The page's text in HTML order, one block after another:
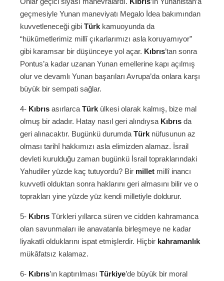
geçmesiyle Yunan maneviyatı Megalo İdea bakımından
kuvvetleneceği gibi Türk kamuoyunda da
“hükûmetlerimiz millî çıkarlarımızı asla koruyamıyor”
gibi karamsar bir düşünceye yol açar. Kıbrıs’tan sonra
Pontus’a kadar uzanan Yunan emellerine kapı açılmış
olur ve devamlı Yunan başarıları Avrupa’da onlara karşı
büyük bir sempati sağlar.
4- Kıbrıs asırlarca Türk ülkesi olarak kalmış, bize mal
olmuş bir adadır. Hatay nasıl geri alındıysa Kıbrıs da
geri alınacaktır. Bugünkü durumda Türk nüfusunun az
olması tarihî hakkımızı asla elimizden alamaz. İsrail
devleti kurulduğu zaman bugünkü İsrail topraklarındaki
Yahudiler yüzde kaç tutuyordu? Bir millet millî inancı
kuvvetli olduktan sonra haklarını geri almasını bilir ve o
toprakları yine yüzde yüz kendi milletiyle doldurur.
5- Kıbrıs Türkleri yıllarca süren ve cidden kahramanca
olan savunmaları ile anavatanla birleşmeye ne kadar
liyakatli olduklarını ispat etmişlerdir. Hiçbir kahramanlık
mükâfatsız kalamaz.
6- Kıbrıs’ın kaptırılması Türkiye’de büyük bir moral